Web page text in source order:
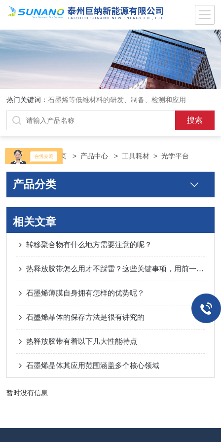
热门关键词：石墨烯等低维材料的研发、制备、检测和应用
当前位置：首页 > 产品中心 > 工具耗材 >光学平台
产品分类
相关文章
转移聚合物有什么地方需要注意的呢？
热释放胶带怎么用才不踩雷？这些关键事项，用前一定要看清！
石墨烯薄膜自身拥有怎样的优势呢？
石墨烯晶体的保存方法是很有讲究的
热释放胶带有着以下几大性能特点
石墨烯晶体其应用范围涵盖多个核心领域
暂时没有信息